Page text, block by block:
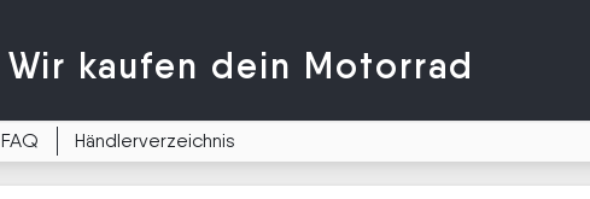
Wir kaufen dein Motorrad
FAQ Händlerverzeichnis